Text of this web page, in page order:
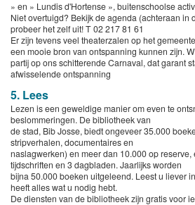
» en » Lundis d'Hortense », buitenschoolse
Niet overtuigd? Bekijk de agenda (achteraan in
probeer het zelf uit! T 02 217 81 61
Er zijn tevens veel theaterzalen op het
een mooie bron van ontspanning kunnen zijn.
partij op ons schitterende Carnaval, dat garant
afwisselende ontspanning
5. Lees
Lezen is een geweldige manier om even te
beslommeringen. De bibliotheek van
de stad, Bib Josse, biedt ongeveer 35.000
stripverhalen, documentaires en
naslagwerken) en meer dan 10.000 op reserve,
tijdschriften en 3 dagbladen. Jaarlijks worden
bijna 50.000 boeken uitgeleend. Leest u liever
heeft alles wat u nodig hebt.
De diensten van de bibliotheek zijn gratis voor